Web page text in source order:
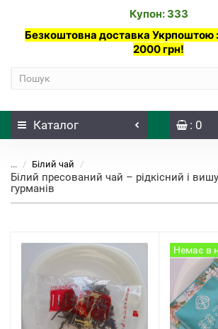
Купон: 333
Безкоштовна доставка Укрпоштою
2000 грн!
Каталог : 0
... Білий чай
Білий пресований чай – рідкісний і
гурманів
Немає в